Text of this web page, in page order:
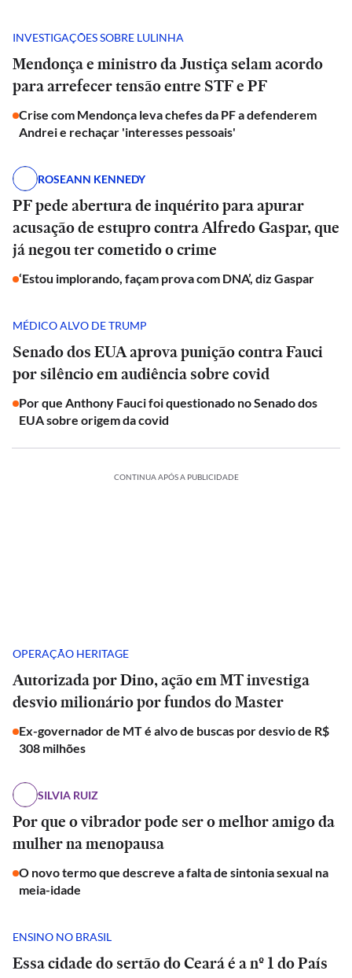
INVESTIGAÇÕES SOBRE LULINHA
Mendonça e ministro da Justiça selam acordo
para arrefecer tensão entre STF e PF
Crise com Mendonça leva chefes da PF a defenderem
Andrei e rechaçar 'interesses pessoais'
ROSEANN KENNEDY
PF pede abertura de inquérito para apurar
acusação de estupro contra Alfredo Gaspar, que
já negou ter cometido o crime
‘Estou implorando, façam prova com DNA’, diz Gaspar
MÉDICO ALVO DE TRUMP
Senado dos EUA aprova punição contra Fauci
por silêncio em audiência sobre covid
Por que Anthony Fauci foi questionado no Senado dos
EUA sobre origem da covid
CONTINUA APÓS A PUBLICIDADE
OPERAÇÃO HERITAGE
Autorizada por Dino, ação em MT investiga
desvio milionário por fundos do Master
Ex-governador de MT é alvo de buscas por desvio de R$
308 milhões
SILVIA RUIZ
Por que o vibrador pode ser o melhor amigo da
mulher na menopausa
O novo termo que descreve a falta de sintonia sexual na
meia-idade
ENSINO NO BRASIL
Essa cidade do sertão do Ceará é a nº 1 do País